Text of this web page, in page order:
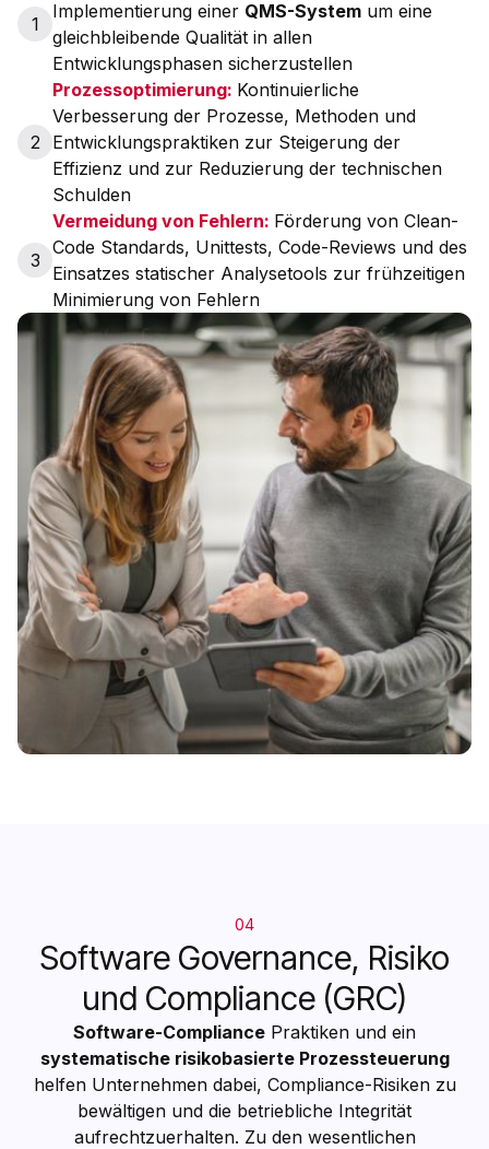
1
Implementierung einer QMS-System um eine
gleichbleibende Qualität in allen
Entwicklungsphasen sicherzustellen
2
Prozessoptimierung: Kontinuierliche
Verbesserung der Prozesse, Methoden und
Entwicklungspraktiken zur Steigerung der
Effizienz und zur Reduzierung der technischen
Schulden
3
Vermeidung von Fehlern: Förderung von Clean-
Code Standards, Unittests, Code-Reviews und des
Einsatzes statischer Analysetools zur frühzeitigen
Minimierung von Fehlern
04
Software Governance, Risiko
und Compliance (GRC)
Software-Compliance Praktiken und ein
systematische risikobasierte Prozessteuerung
helfen Unternehmen dabei, Compliance-Risiken zu
bewältigen und die betriebliche Integrität
aufrechtzuerhalten. Zu den wesentlichen